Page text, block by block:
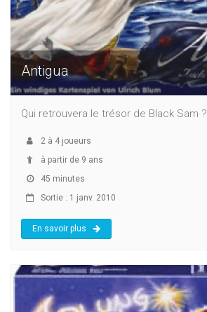
Antigua
Qui retrouvera le trésor de Black Sam ?
2 à 4 joueurs
à partir de 9 ans
45 minutes
Sortie : 1 janv. 2010
En savoir plus